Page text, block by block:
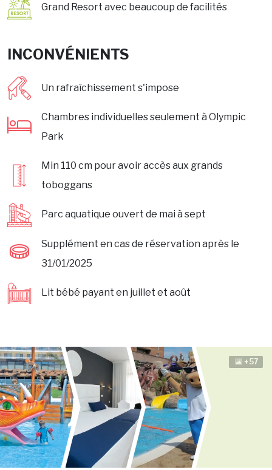
Grand Resort avec beaucoup de facilités
INCONVÉNIENTS
Un rafraîchissement s'impose
Chambres individuelles seulement à Olympic
Park
Min 110 cm pour avoir accès aux grands
toboggans
Parc aquatique ouvert de mai à sept
Supplément en cas de réservation après le
31/01/2025
Lit bébé payant en juillet et août
+57